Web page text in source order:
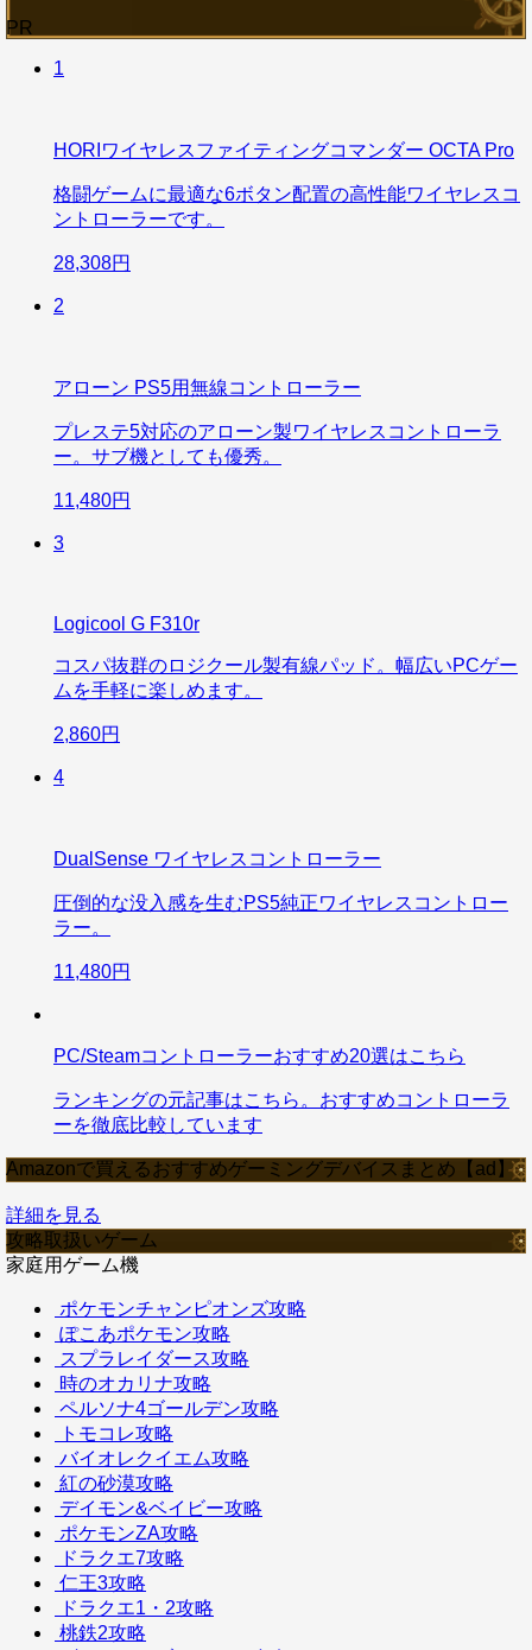
PR
1
HORIワイヤレスファイティングコマンダー OCTA Pro
格闘ゲームに最適な6ボタン配置の高性能ワイヤレスコ
ントローラーです。
28,308円
2
アローン PS5用無線コントローラー
プレステ5対応のアローン製ワイヤレスコントローラ
ー。サブ機としても優秀。
11,480円
3
Logicool G F310r
コスパ抜群のロジクール製有線パッド。幅広いPCゲー
ムを手軽に楽しめます。
2,860円
4
DualSense ワイヤレスコントローラー
圧倒的な没入感を生むPS5純正ワイヤレスコントロー
ラー。
11,480円
PC/Steamコントローラーおすすめ20選はこちら
ランキングの元記事はこちら。おすすめコントローラ
ーを徹底比較しています
Amazonで買えるおすすめゲーミングデバイスまとめ【ad】
詳細を見る
攻略取扱いゲーム
家庭用ゲーム機
ポケモンチャンピオンズ攻略
ぽこあポケモン攻略
スプラレイダース攻略
時のオカリナ攻略
ペルソナ4ゴールデン攻略
トモコレ攻略
バイオレクイエム攻略
紅の砂漠攻略
デイモン&ベイビー攻略
ポケモンZA攻略
ドラクエ7攻略
仁王3攻略
ドラクエ1・2攻略
桃鉄2攻略